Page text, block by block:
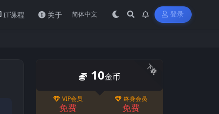
IT课程 关于 登录
下载
10金币
VIP会员
免费
终身会员
免费